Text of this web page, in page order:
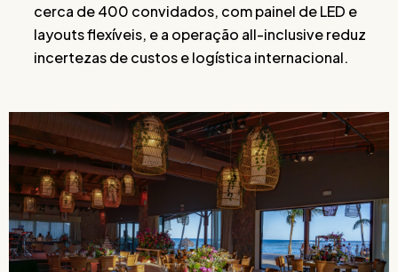
cerca de 400 convidados, com painel de LED e
layouts flexíveis, e a operação all-inclusive reduz
incertezas de custos e logística internacional.